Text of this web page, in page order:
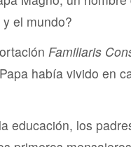
el mundo?
Familiaris
había vivido en
educación, los